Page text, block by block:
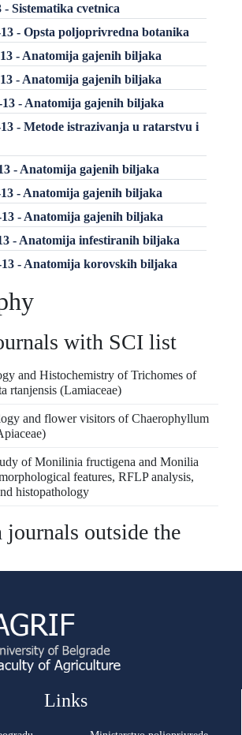
Sistematika cvetnica
- Opsta poljoprivredna botanika
- Anatomija gajenih biljaka
- Anatomija gajenih biljaka
- Anatomija gajenih biljaka
- Metode istrazivanja u ratarstvu i
- Anatomija gajenih biljaka
- Anatomija gajenih biljaka
- Anatomija gajenih biljaka
- Anatomija infestiranih biljaka
- Anatomija korovskih biljaka
with SCI list
and Histochemistry of Trichomes of
rtanjensis (Lamiaceae)
and flower visitors of Chaerophyllum
of Monilinia fructigena and Monilia
features, RFLP analysis,
histopathology
journals outside the
Links